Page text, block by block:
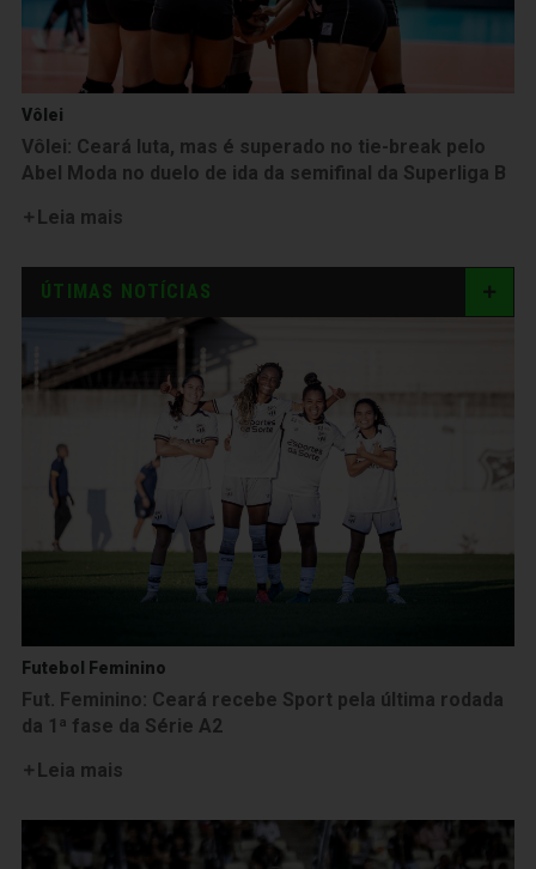
Vôlei
Vôlei: Ceará luta, mas é superado no tie-break pelo
Abel Moda no duelo de ida da semifinal da Superliga B
Leia mais
ÚTIMAS NOTÍCIAS
Futebol Feminino
Fut. Feminino: Ceará recebe Sport pela última rodada
da 1ª fase da Série A2
Leia mais